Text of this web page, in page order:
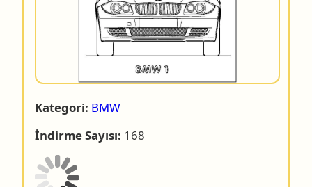
Kategori: BMW
İndirme Sayısı: 168
Dosyanın indirilmesine 4 saniye.